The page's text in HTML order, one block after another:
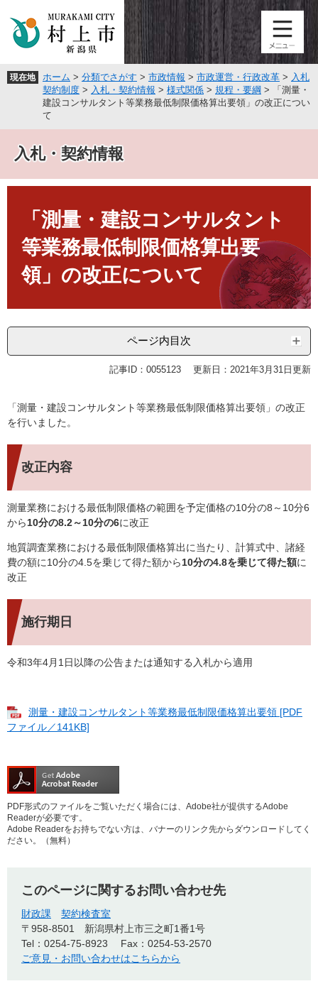
頭
飛現在地 ホーム > 分類でさがす > 市政情報 > 市政運営・行政改革 > 入札
契約制度 > 入札・契約情報 > 様式関係 > 規程・要綱 >
「測量・
建設コンサルタント等業務最低制限価格算出要領」の改正につい
て
入札・契約情報
「測量・建設コンサルタント
等業務最低制限価格算出要
領」の改正について
ページ内目次
記事ID：0055123 更新日：2021年3月31日更新
「測量・建設コンサルタント等業務最低制限価格算出要領」の改正
を行いました。
改正内容
測量業務における最低制限価格の範囲を予定価格の10分の8～10分6
から10分の8.2～10分の6に改正
地質調査業務における最低制限価格算出に当たり、計算式中、諸経
費の額に10分の4.5を乗じて得た額から10分の4.8を乗じて得た額に
改正
施行期日
令和3年4月1日以降の公告または通知する入札から適用
測量・建設コンサルタント等業務最低制限価格算出要領 [PDF
ファイル／141KB]
PDF形式のファイルをご覧いただく場合には、Adobe社が提供するAdobe
Readerが必要です。
Adobe Readerをお持ちでない方は、バナーのリンク先からダウンロードしてく
ださい。（無料）
このページに関するお問い合わせ先
財政課
契約検査室
〒958-8501
新潟県村上市三之町1番1号
Tel：0254-75-8923
Fax：0254-53-2570
ご意見・お問い合わせはこちらから